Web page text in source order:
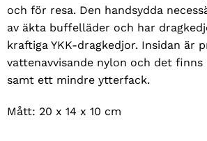
och för resa. Den handsydda
av äkta buffelläder och har
kraftiga YKK-dragkedjor. Insidan är
vattenavvisande nylon och det
samt ett mindre ytterfack.
Mått: 20 x 14 x 10 cm